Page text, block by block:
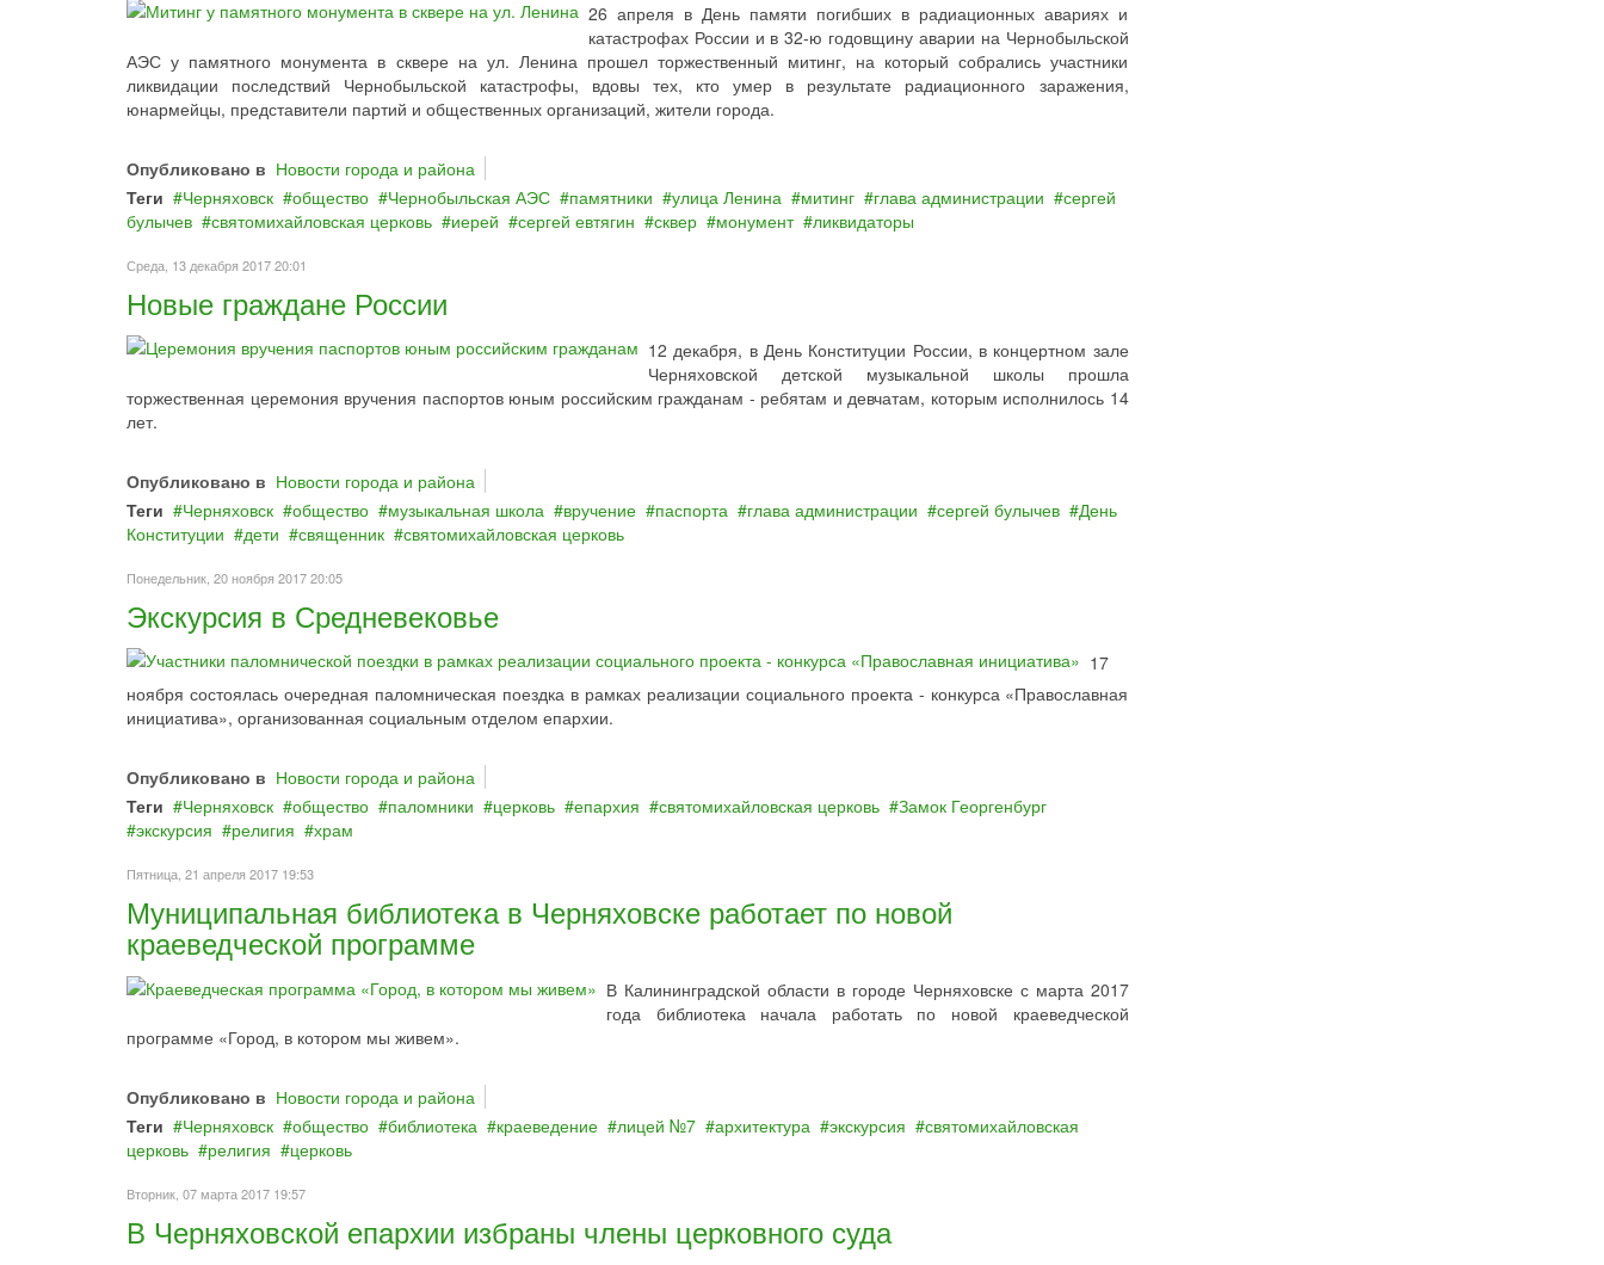
26 апреля в День памяти погибших в радиационных авариях и
катастрофах России и в 32-ю годовщину аварии на Чернобыльской
АЭС у памятного монумента в сквере на ул. Ленина прошел торжественный митинг, на который собрались участники
ликвидации последствий Чернобыльской катастрофы, вдовы тех, кто умер в результате радиационного заражения,
юнармейцы, представители партий и общественных организаций, жители города.
Опубликовано в Новости города и района
Теги
Черняховск общество Чернобыльская АЭС памятники улица Ленина митинг глава администрации
сергей
булычев
святомихайловская церковь иерей сергей евтягин сквер монумент ликвидаторы
Среда, 13 декабря 2017 20:01
Новые граждане России
12 декабря, в День Конституции России, в концертном зале
Черняховской детской музыкальной школы прошла
торжественная церемония вручения паспортов юным российским гражданам - ребятам и девчатам, которым исполнилось 14
лет.
Опубликовано в Новости города и района
Теги
Черняховск общество музыкальная школа вручение паспорта глава администрации сергей булычев
День
Конституции
дети священник святомихайловская церковь
Понедельник, 20 ноября 2017 20:05
Экскурсия в Средневековье
17
ноября состоялась очередная паломническая поездка в рамках реализации социального проекта - конкурса «Православная
инициатива», организованная социальным отделом епархии.
Опубликовано в Новости города и района
Теги
Черняховск общество паломники церковь епархия святомихайловская церковь
Замок Георгенбург
экскурсия
религия храм
Пятница, 21 апреля 2017 19:53
Муниципальная библиотека в Черняховске работает по новой
краеведческой программе
В Калининградской области в городе Черняховске с марта 2017
года библиотека начала работать по новой краеведческой
программе «Город, в котором мы живем».
Опубликовано в Новости города и района
Теги
Черняховск общество библиотека краеведение лицей №7 архитектура экскурсия
святомихайловская
церковь
религия церковь
Вторник, 07 марта 2017 19:57
В Черняховской епархии избраны члены церковного суда